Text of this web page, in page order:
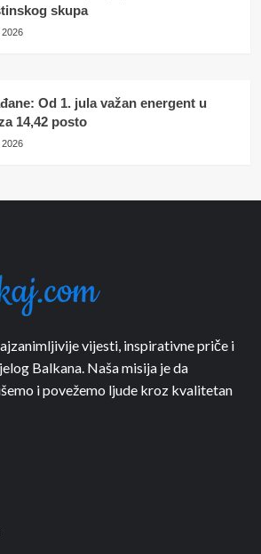
skupa
Od 1. jula važan energent u
14,42 posto
vijesti, inspirativne priče i
Balkana. Naša misija je da
i povežemo ljude kroz kvalitetan